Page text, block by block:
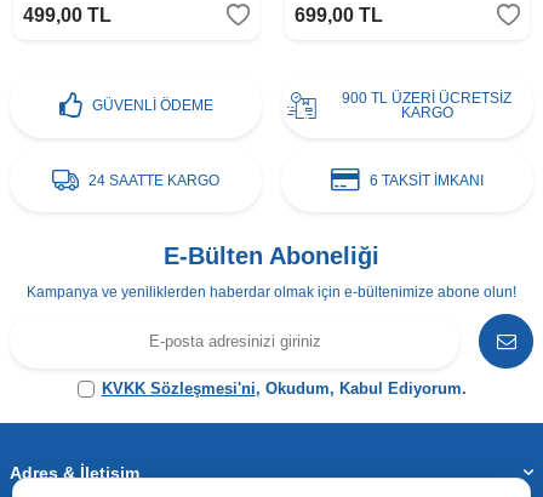
499,00 TL 699,00TL
GÜVENLİ ÖDEME
900 TL ÜZERİ ÜCRETSİZ
KARGO
24 SAATTE KARGO 6 TAKSİT İMKANI
E-Bülten Aboneliği
Kampanya ve yeniliklerden haberdar olmak için e-bültenimize abone olun!
KVKK Sözleşmesi'ni, Okudum, Kabul Ediyorum.
Adres & İletişim